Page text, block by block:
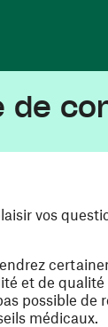
de
vos
et de qualité
possible de
médicaux.